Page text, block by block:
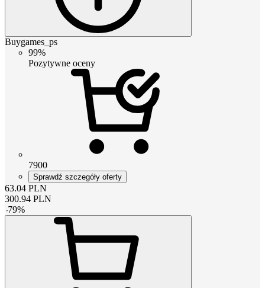
Buygames_ps
99%
Pozytywne oceny
7900
Sprawdź szczegóły oferty
63.04 PLN
300.94 PLN
-79%